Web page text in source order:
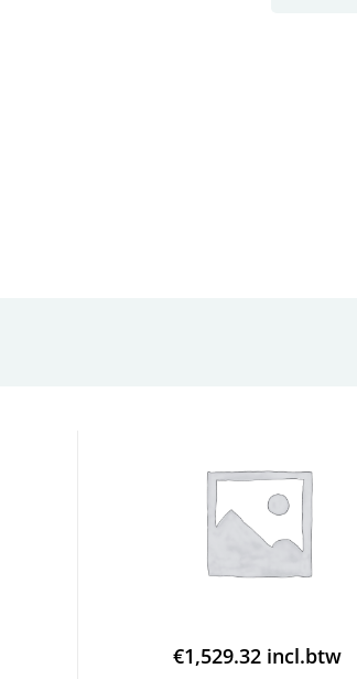
€1,529.32 incl.btw